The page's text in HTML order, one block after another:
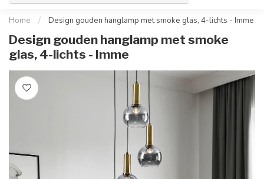
Home / Design gouden hanglamp met smoke glas, 4-lichts - Imme
Design gouden hanglamp met smoke
glas, 4-lichts - Imme